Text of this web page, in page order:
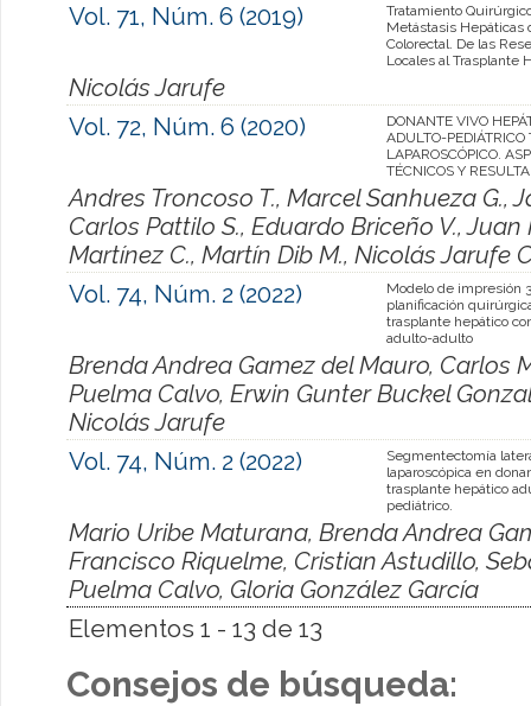
Vol. 71, Núm. 6 (2019)
Tratamiento
Metástasis Hepáticas
Colorectal. De las
Locales al Trasplante
Nicolás Jarufe
Vol. 72, Núm. 6 (2020)
DONANTE VIVO
ADULTO-PEDIÁTRICO
LAPAROSCÓPICO.
TÉCNICOS Y
Andres Troncoso T., Marcel Sanhueza G.,
Carlos Pattilo S., Eduardo Briceño V.,
Martínez C., Martín Dib M., Nicolás Jarufe
Vol. 74, Núm. 2 (2022)
Modelo de impresión
planificación
trasplante hepático
adulto-adulto
Brenda Andrea Gamez del Mauro, Carlos
Puelma Calvo, Erwin Gunter Buckel
Nicolás Jarufe
Vol. 74, Núm. 2 (2022)
Segmentectomía
laparoscópica en
trasplante hepático
pediátrico.
Mario Uribe Maturana, Brenda Andrea
Francisco Riquelme, Cristian Astudillo,
Puelma Calvo, Gloria González García
Elementos 1 - 13 de 13
Consejos de búsqueda: